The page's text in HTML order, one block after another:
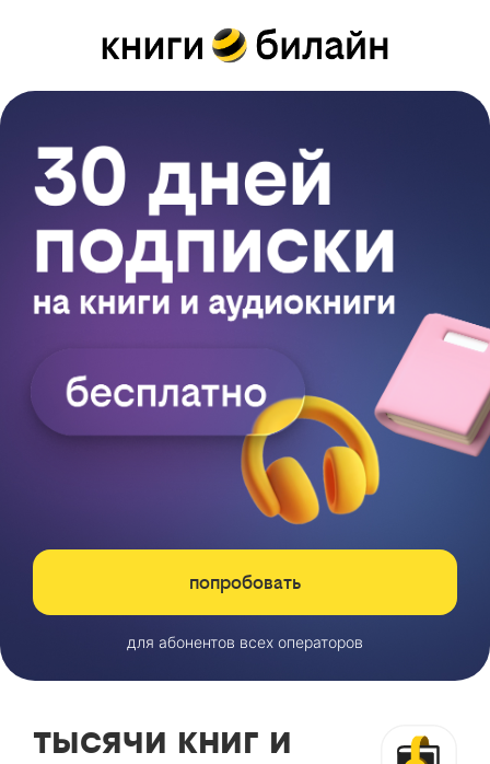
попробовать
для абонентов всех операторов
тысячи книг и